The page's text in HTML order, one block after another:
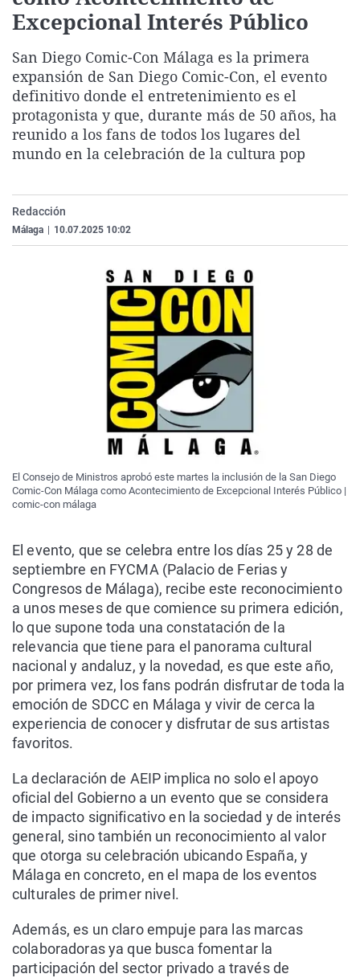
La rosa de los vientos
Como el perro y el
Caso
Equipo de
Operación Viuda
Extremadura
La Rioja
Navarra
País Vasco
Virales
Elecciones
Excepcional Interés Público
San Diego Comic-Con Málaga es la primera
expansión de San Diego Comic-Con, el evento
definitivo donde el entretenimiento es el
protagonista y que, durante más de 50 años, ha
reunido a los fans de todos los lugares del
mundo en la celebración de la cultura pop
Redacción
Málaga 10.07.2025 10:02
El Consejo de Ministros aprobó este martes la inclusión de la San Diego
Comic-Con Málaga como Acontecimiento de Excepcional Interés Público |
comic-con málaga
El evento, que se celebra entre los días 25 y 28 de
septiembre en FYCMA (Palacio de Ferias y
Congresos de Málaga), recibe este reconocimiento
a unos meses de que comience su primera edición,
lo que supone toda una constatación de la
relevancia que tiene para el panorama cultural
nacional y andaluz, y la novedad, es que este año,
por primera vez, los fans podrán disfrutar de toda la
emoción de SDCC en Málaga y vivir de cerca la
experiencia de conocer y disfrutar de sus artistas
favoritos.
La declaración de AEIP implica no solo el apoyo
oficial del Gobierno a un evento que se considera
de impacto significativo en la sociedad y de interés
general, sino también un reconocimiento al valor
que otorga su celebración ubicando España, y
Málaga en concreto, en el mapa de los eventos
culturales de primer nivel.
Además, es un claro empuje para las marcas
colaboradoras ya que busca fomentar la
participación del sector privado a través de